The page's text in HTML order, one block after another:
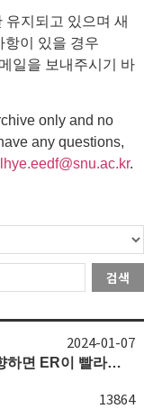
지되고 있으며 새
항이 있을 경우
일을 보내주시기 바
only and no
any questions,
.
검색
ICP 방식에서 RF Foward Power를 상향하면 ER이 빨라지는 이유 [플라즈마 생성 반응]
13864
2024-01-07